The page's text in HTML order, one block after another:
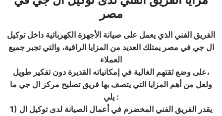
مصر
الفريق الفني الذي يعمل على صيانة الأجهزة الكهربائية داخل توكيل
ال جي في مصر يمتلك العديد من المزايا الراقية، والتي تجبر جميع
العملاء
على وضع ثقتهم الغالية في إمكانياته القديرة دون تفكير طويل،
ولعل من أهم المزايا التي يتصف بها فريق تصليح مركز ال جي ما
يلي :
1) يقدر الفريق الفني المخضرم في أعمال الصيانة لدى توكيل ال